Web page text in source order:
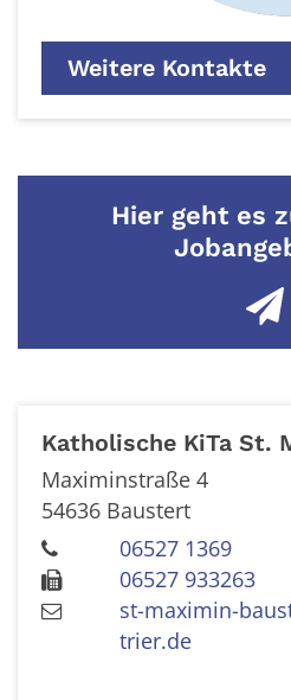
Weitere Kontakte
Hier geht es
Katholische KiTa St.
Maximinstraße 4
54636 Baustert
06527 1369
06527 933263
st-maximin-
trier.de